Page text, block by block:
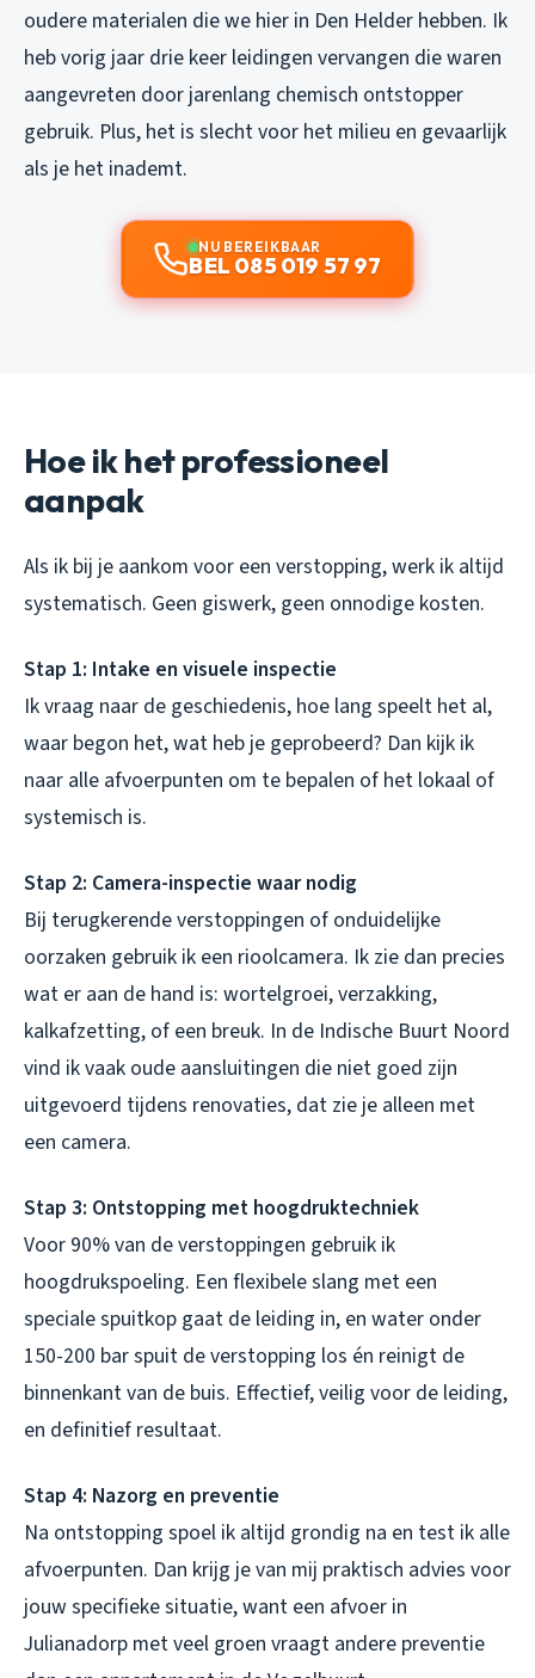
oudere materialen die we hier in Den Helder hebben. Ik
heb vorig jaar drie keer leidingen vervangen die waren
aangevreten door jarenlang chemisch ontstopper
gebruik. Plus, het is slecht voor het milieu en gevaarlijk
als je het inademt.
NU BEREIKBAAR
BEL 085 019 57 97
Hoe ik het professioneel
aanpak
Als ik bij je aankom voor een verstopping, werk ik altijd
systematisch. Geen giswerk, geen onnodige kosten.
Stap 1: Intake en visuele inspectie
Ik vraag naar de geschiedenis, hoe lang speelt het al,
waar begon het, wat heb je geprobeerd? Dan kijk ik
naar alle afvoerpunten om te bepalen of het lokaal of
systemisch is.
Stap 2: Camera-inspectie waar nodig
Bij terugkerende verstoppingen of onduidelijke
oorzaken gebruik ik een rioolcamera. Ik zie dan precies
wat er aan de hand is: wortelgroei, verzakking,
kalkafzetting, of een breuk. In de Indische Buurt Noord
vind ik vaak oude aansluitingen die niet goed zijn
uitgevoerd tijdens renovaties, dat zie je alleen met
een camera.
Stap 3: Ontstopping met hoogdruktechniek
Voor 90% van de verstoppingen gebruik ik
hoogdrukspoeling. Een flexibele slang met een
speciale spuitkop gaat de leiding in, en water onder
150-200 bar spuit de verstopping los én reinigt de
binnenkant van de buis. Effectief, veilig voor de leiding,
en definitief resultaat.
Stap 4: Nazorg en preventie
Na ontstopping spoel ik altijd grondig na en test ik alle
afvoerpunten. Dan krijg je van mij praktisch advies voor
jouw specifieke situatie, want een afvoer in
Julianadorp met veel groen vraagt andere preventie